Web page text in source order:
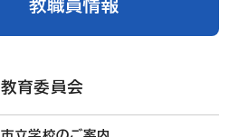
教職員情報
教育委員会